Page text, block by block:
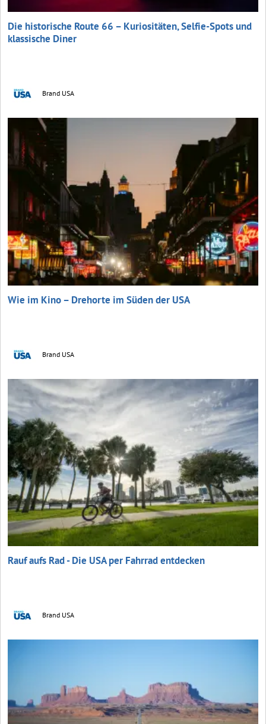
Die historische Route 66 – Kuriositäten, Selfie-Spots und
klassische Diner
Brand USA
Wie im Kino – Drehorte im Süden der USA
Brand USA
Rauf aufs Rad - Die USA per Fahrrad entdecken
Brand USA